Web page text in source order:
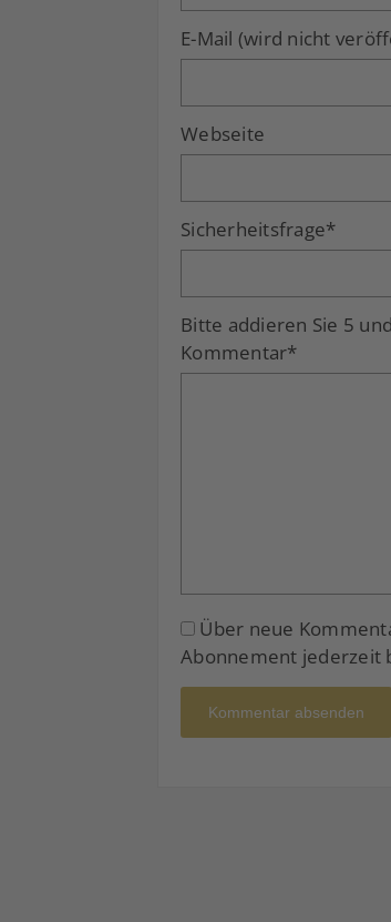
E-Mail (wird nicht
Webseite
Sicherheitsfrage*
Bitte addieren Sie 5
Kommentar*
Über neue
Abonnement jederzeit
Kommentar absenden